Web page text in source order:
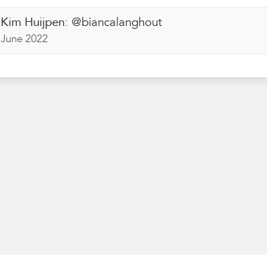
Kim Huijpen:@biancalanghout
June 2022